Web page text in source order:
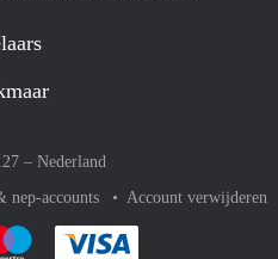
– Nederland
nep-accounts Account verwijderen
af met Paypal
gemakkelijk af met Mastercard
Je rekent gemakkelijk af met Meastro